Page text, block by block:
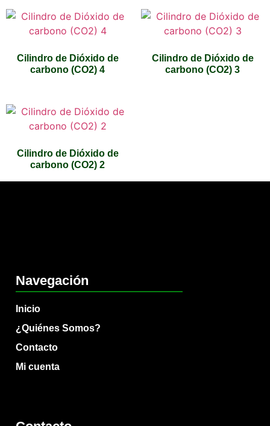
Cilindro de Dióxido de
carbono (CO2) 4
Cilindro de Dióxido de
carbono (CO2) 3
Cilindro de Dióxido de
carbono (CO2) 2
Navegación
Inicio
¿Quiénes Somos?
Contacto
Mi cuenta